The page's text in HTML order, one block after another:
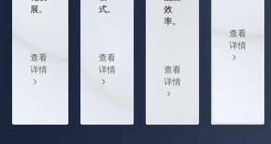
展。
查看
详情
式。
查看
详情
效
率。
查看
详情
查看
详情